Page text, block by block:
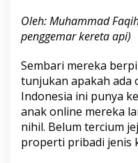
Oleh: Muhammad
penggemar kereta api)
Sembari mereka
tunjukan apakah ada
Indonesia ini punya
anak online mereka
nihil. Belum tercium
properti pribadi jenis